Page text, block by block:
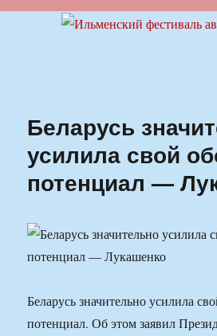
Ильменский
Беларусь
усилила свой
потенциал —
Беларусь значительно усилила
потенциал. Об этом заявил